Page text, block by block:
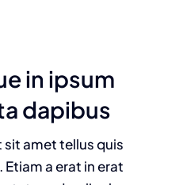
in ipsum
dapibus.
sit amet tellus quis
a erat in erat